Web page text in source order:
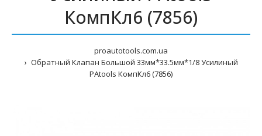
КомпКл6 (7856)
proautotools.com.ua
Обратный Клапан Большой 33мм*33.5мм*1/8 Усилиный
PAtools КомпКл6 (7856)